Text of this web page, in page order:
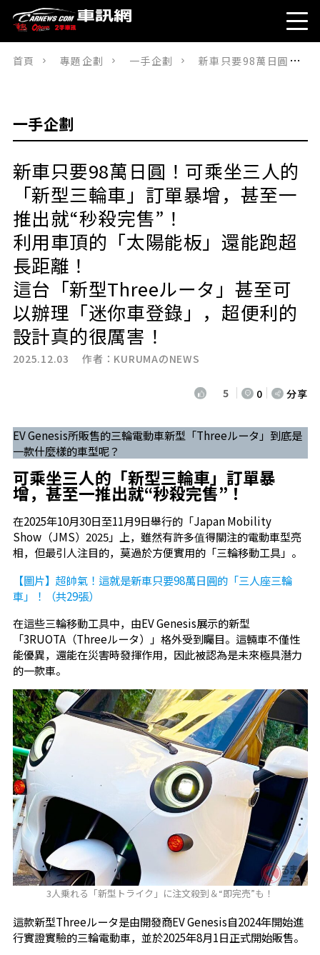
首頁 專題企劃 一手企劃 新車只要98萬日圓！可乘坐三人的「新型三輪車」訂單暴增，甚至一推出就“秒殺完售”！利用車頂的「太陽能板」還能跑超長距離！這台「新型Threeルータ」甚至可以辦理「迷你車登錄」，超便利的設計真的很厲害！
一手企劃
新車只要98萬日圓！可乘坐三人的
「新型三輪車」訂單暴增，甚至一
推出就“秒殺完售”！
利用車頂的「太陽能板」還能跑超
長距離！
這台「新型Threeルータ」甚至可
以辦理「迷你車登錄」，超便利的
設計真的很厲害！
2025.12.03 作者： KURUMAのNEWS
5 0 分享
EV Genesis所販售的三輪電動車新型「Threeルータ」到底是
一款什麼樣的車型呢？
可乘坐三人的「新型三輪車」訂單暴
增，甚至一推出就“秒殺完售”！
在2025年10月30日至11月9日舉行的「Japan Mobility
Show（JMS）2025」上，雖然有許多值得關注的電動車型亮
相，但最引人注目的，莫過於方便實用的「三輪移動工具」。
【圖片】超帥氣！這就是新車只要98萬日圓的「三人座三輪
車」！（共29張）
在這些三輪移動工具中，由EV Genesis展示的新型
「3RUOTA（Threeルータ）」格外受到矚目。這輛車不僅性
能優異，還能在災害時發揮作用，因此被認為是未來極具潛力
的一款車。
3人乗れる「新型トライク」に注文殺到＆“即完売”も！
這款新型Threeルータ是由開發商EV Genesis自2024年開始進
行實證實驗的三輪電動車，並於2025年8月1日正式開始販售。